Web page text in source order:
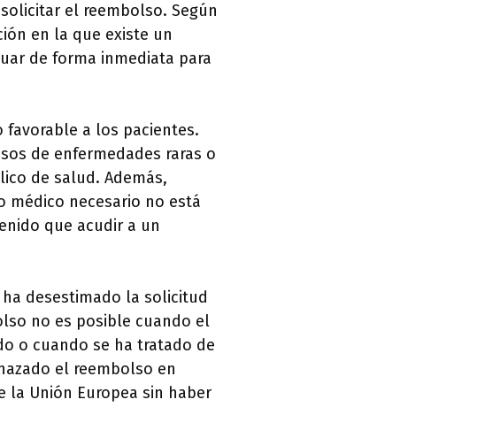
el reembolso. Según
en la que existe un
de forma inmediata para
favorable a los pacientes.
de enfermedades raras o
de salud. Además,
necesario no está
que acudir a un
desestimado la solicitud
no es posible cuando el
o cuando se ha tratado de
el reembolso en
la Unión Europea sin haber